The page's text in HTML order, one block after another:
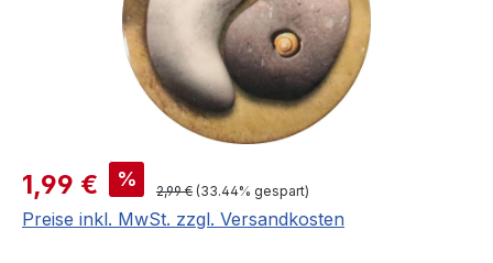
Verkaufspreis:
1,99 € % Regulärer Preis:
2,99 € (33.44% gespart)
Preise inkl. MwSt. zzgl. Versandkosten